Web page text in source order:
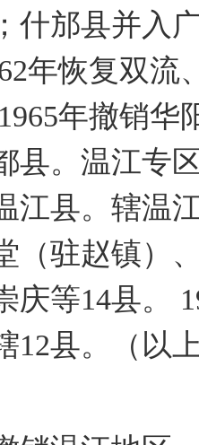
什邡县并入
年恢复双
年撤销
县。温江专
江县。辖温
（驻赵镇）
庆等14县。
12县。（以